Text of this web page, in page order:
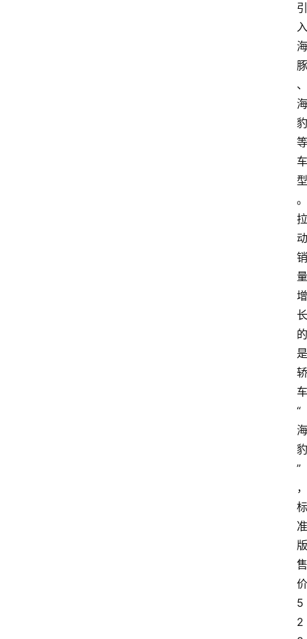
引
入
海
豚
、
海
豹
等
车
型
。
拉
动
销
量
增
长
的
是
轿
车
“
海
豹
”
，
标
准
版
售
价
5
2